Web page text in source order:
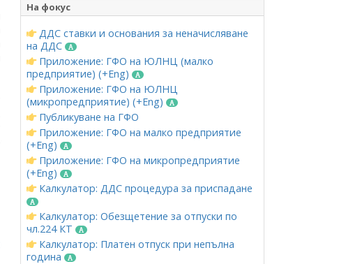
На фокус
ДДС ставки и основания за неначисляване
на ДДС
Приложение: ГФО на ЮЛНЦ (малко
предприятие) (+Eng)
Приложение: ГФО на ЮЛНЦ
(микропредприятие) (+Eng)
Публикуване на ГФО
Приложение: ГФО на малко предприятие
(+Eng)
Приложение: ГФО на микропредприятие
(+Eng)
Калкулатор: ДДС процедура за приспадане
Калкулатор: Обезщетение за отпуски по
чл.224 КТ
Калкулатор: Платен отпуск при непълна
година